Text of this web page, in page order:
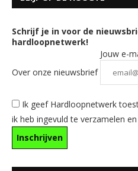
Schrijf je in voor de
hardloopnetwerk!
Over onze nieuwsbrief
Jouw e-
Ik geef Hardloopnetwerk
ik heb ingevuld te verzamelen